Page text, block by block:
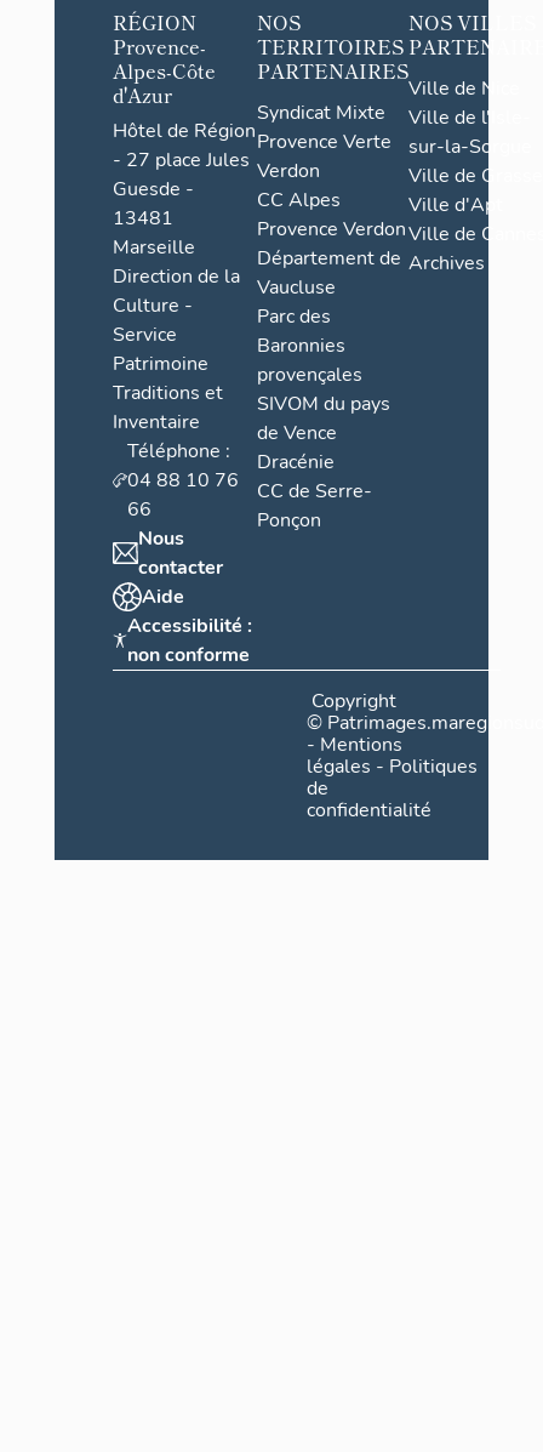
RÉGION
Provence-
Alpes-Côte
d'Azur
Hôtel de Région
- 27 place Jules
Guesde -
13481
Marseille
Direction de la
Culture -
Service
Patrimoine
Traditions et
Inventaire
Téléphone :
04 88 10 76
66
Nous
contacter
Aide
Accessibilité :
non conforme
NOS
TERRITOIRES
PARTENAIRES
Syndicat Mixte
Provence Verte
Verdon
CC Alpes
Provence Verdon
Département de
Vaucluse
Parc des
Baronnies
provençales
SIVOM du pays
de Vence
Dracénie
CC de Serre-
Ponçon
NOS VILLES
Ville de Nice
Ville de l'Isle-
sur-la-Sorgue
Ville de Grasse
Ville d'Apt
Ville de
Archives
Copyright
©
- Mentions
légales - Politiques
de
confidentialité